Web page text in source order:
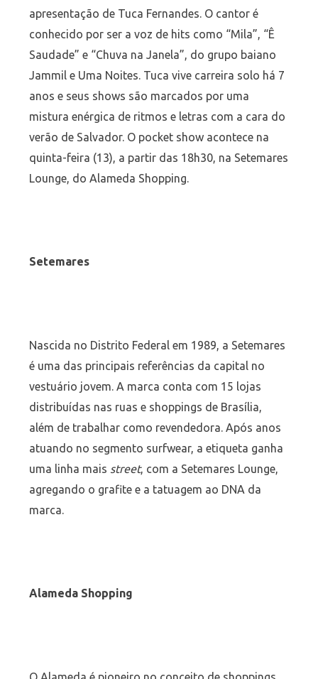
apresentação de Tuca Fernandes. O cantor é
conhecido por ser a voz de hits como “Mila”, “Ê
Saudade” e “Chuva na Janela”, do grupo baiano
Jammil e Uma Noites. Tuca vive carreira solo há 7
anos e seus shows são marcados por uma
mistura enérgica de ritmos e letras com a cara do
verão de Salvador. O pocket show acontece na
quinta-feira (13), a partir das 18h30, na Setemares
Lounge, do Alameda Shopping.
Setemares
Nascida no Distrito Federal em 1989, a Setemares
é uma das principais referências da capital no
vestuário jovem. A marca conta com 15 lojas
distribuídas nas ruas e shoppings de Brasília,
além de trabalhar como revendedora. Após anos
atuando no segmento surfwear, a etiqueta ganha
uma linha mais street, com a Setemares Lounge,
agregando o grafite e a tatuagem ao DNA da
marca.
Alameda Shopping